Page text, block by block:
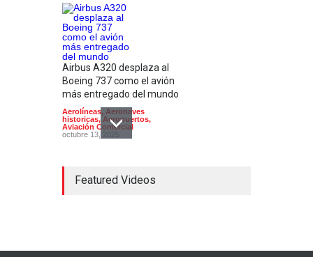
Airbus A320 desplaza al
Boeing 737 como el avión
más entregado del mundo
Aerolíneas, Aeronaves
historicas, Aeropuertos,
Aviación Comercial
octubre 13, 2025
pierden 9 mil millones de
Featured Videos